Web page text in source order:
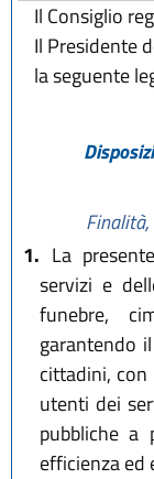
Il Consiglio
Il Presidente
la seguente
1. La
servizi e
funebre,
garantendo
cittadini,
utenti dei
pubbliche a
efficienza ed